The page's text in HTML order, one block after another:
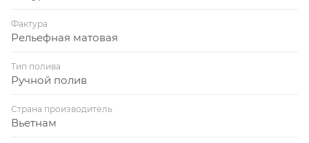
Фактура
Рельефная матовая
Тип полива
Ручной полив
Страна производитель
Вьетнам